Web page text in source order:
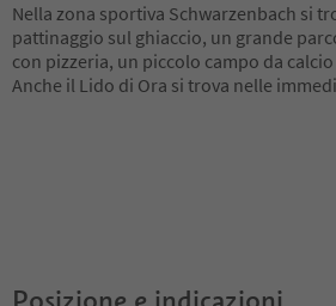
Nella zona sportiva Schwarzenbach si
pattinaggio sul ghiaccio, un grande
con pizzeria, un piccolo campo da
Anche il Lido di Ora si trova nelle